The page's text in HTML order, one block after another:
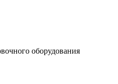
оборудования